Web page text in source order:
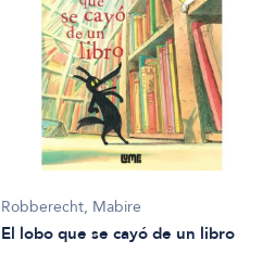
Robberecht, Mabire
El lobo que se cayó de un libro